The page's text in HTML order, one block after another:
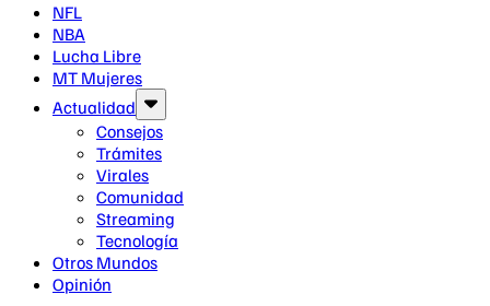
NFL
NBA
Lucha Libre
MT Mujeres
Actualidad
Consejos
Trámites
Virales
Comunidad
Streaming
Tecnología
Otros Mundos
Opinión